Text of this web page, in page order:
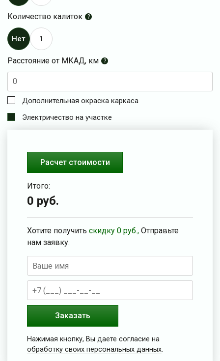
Количество калиток ?
Нет 1
Расстояние от МКАД, км ?
Дополнительная окраска каркаса
Электричество на участке
Расчет стоимости
Итого:
0 руб.
Хотите получить скидку 0 руб., Отправьте
нам заявку.
Заказать
Нажимая кнопку, Вы даете согласие на
обработку своих персональных данных.